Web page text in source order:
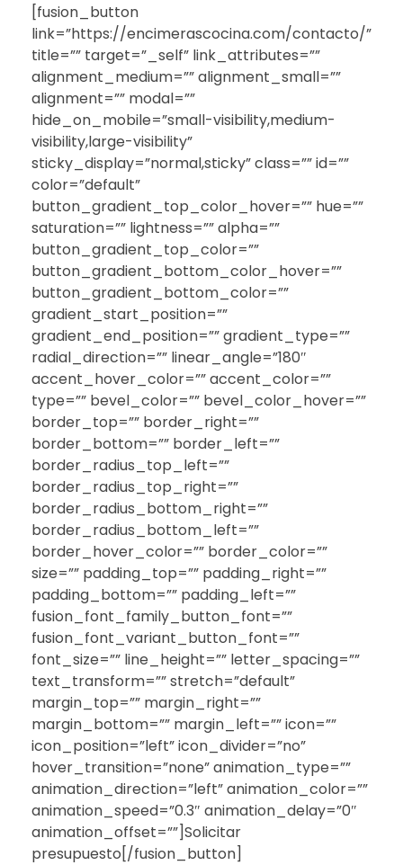
[fusion_button
link=”https://encimerascocina.com/contacto/”
title=”” target=”_self” link_attributes=””
alignment_medium=”” alignment_small=””
alignment=”” modal=””
hide_on_mobile=”small-visibility,medium-
visibility,large-visibility”
sticky_display=”normal,sticky” class=”” id=””
color=”default”
button_gradient_top_color_hover=”” hue=””
saturation=”” lightness=”” alpha=””
button_gradient_top_color=””
button_gradient_bottom_color_hover=””
button_gradient_bottom_color=””
gradient_start_position=””
gradient_end_position=”” gradient_type=””
radial_direction=”” linear_angle=”180″
accent_hover_color=”” accent_color=””
type=”” bevel_color=”” bevel_color_hover=””
border_top=”” border_right=””
border_bottom=”” border_left=””
border_radius_top_left=””
border_radius_top_right=””
border_radius_bottom_right=””
border_radius_bottom_left=””
border_hover_color=”” border_color=””
size=”” padding_top=”” padding_right=””
padding_bottom=”” padding_left=””
fusion_font_family_button_font=””
fusion_font_variant_button_font=””
font_size=”” line_height=”” letter_spacing=””
text_transform=”” stretch=”default”
margin_top=”” margin_right=””
margin_bottom=”” margin_left=”” icon=””
icon_position=”left” icon_divider=”no”
hover_transition=”none” animation_type=””
animation_direction=”left” animation_color=””
animation_speed=”0.3″ animation_delay=”0″
animation_offset=””]Solicitar
presupuesto[/fusion_button]